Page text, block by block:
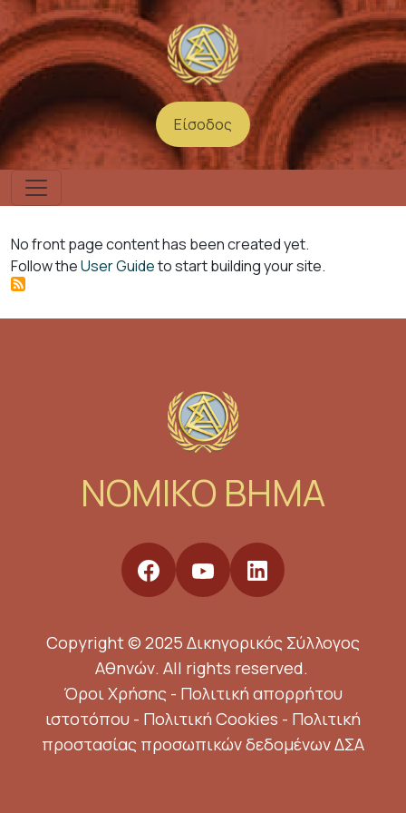
Παράκαμψη προς το κυρίως περιεχόμενο
User account menu
Είσοδος
No front page content has been created yet.
Follow theUser Guideto start building your site.
NOMIKO BHMA
Copyright © 2025 Δικηγορικός Σύλλογος
Αθηνών. All rights reserved.
Όροι Χρήσης - Πολιτική απορρήτου
ιστοτόπου - Πολιτική Cookies - Πολιτική
προστασίας προσωπικών δεδομένων ΔΣΑ